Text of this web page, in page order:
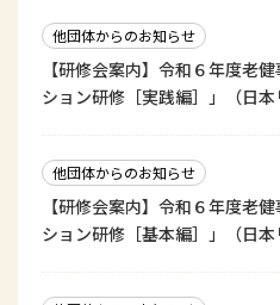
他団体からのお知らせ
【研修会案内】令和６年度老
ション研修［実践編］」（日
他団体からのお知らせ
【研修会案内】令和６年度老
ション研修［基本編］」（日